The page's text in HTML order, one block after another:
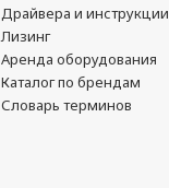
Драйвера и инструкции
Лизинг
Аренда оборудования
Каталог по брендам
Словарь терминов